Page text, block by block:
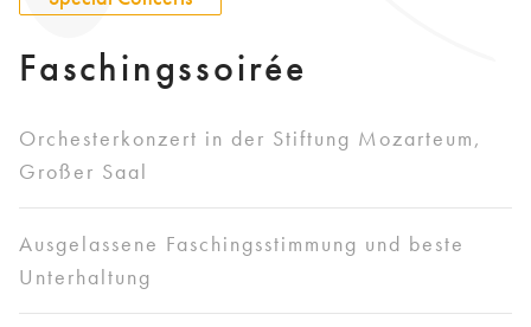
Faschingssoirée
Orchesterkonzert in der Stiftung Mozarteum,
Großer Saal
Ausgelassene Faschingsstimmung und beste
Unterhaltung